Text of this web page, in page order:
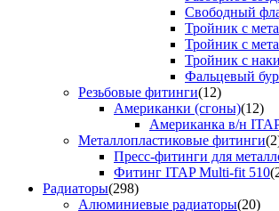
Свободный
Тройник с
Тройник с
Тройник с
Фальцевый
Резьбовые фитинги(12)
Американки (сгоны)(12)
Американка в/н
Металлопластиковые фитинги
Пресс-фитинги для
Фитинг ITAP Multi-fit 510
Радиаторы(298)
Алюминиевые радиаторы(20)